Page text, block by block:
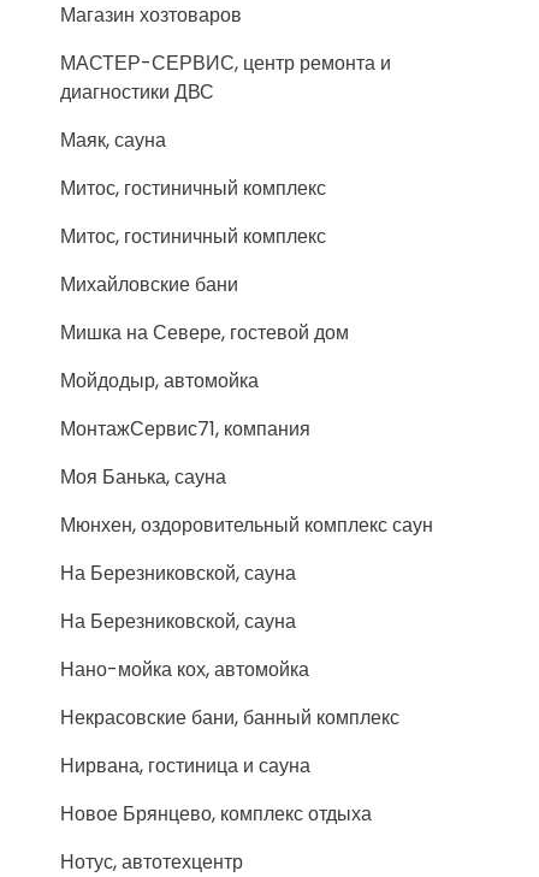
Магазин хозтоваров
МАСТЕР-СЕРВИС, центр ремонта и
диагностики ДВС
Маяк, сауна
Митос, гостиничный комплекс
Митос, гостиничный комплекс
Михайловские бани
Мишка на Севере, гостевой дом
Мойдодыр, автомойка
МонтажСервис71, компания
Моя Банька, сауна
Мюнхен, оздоровительный комплекс саун
На Березниковской, сауна
На Березниковской, сауна
Нано-мойка кох, автомойка
Некрасовские бани, банный комплекс
Нирвана, гостиница и сауна
Новое Брянцево, комплекс отдыха
Нотус, автотехцентр